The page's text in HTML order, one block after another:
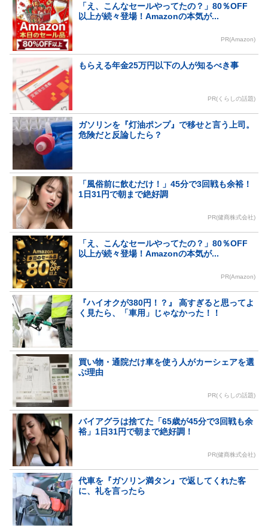
「え、こんなセールやってたの？」80％OFF
以上が続々登場！Amazonの本気が...
PR(Amazon)
もらえる年金25万円以下の人が知るべき事
PR(くらしの話題)
ガソリンを『灯油ポンプ』で移せと言う上司。
危険だと反論したら？
「風俗前に飲むだけ！」45分で3回戦も余裕！
1日31円で朝まで絶好調
PR(健商株式会社)
「え、こんなセールやってたの？」80％OFF
以上が続々登場！Amazonの本気が...
PR(Amazon)
『ハイオクが380円！？』 高すぎると思ってよ
く見たら、「車用」じゃなかった！！
買い物・通院だけ車を使う人がカーシェアを選
ぶ理由
PR(くらしの話題)
バイアグラは捨てた「65歳が45分で3回戦も余
裕」1日31円で朝まで絶好調！
PR(健商株式会社)
代車を『ガソリン満タン』で返してくれた客
に、礼を言ったら